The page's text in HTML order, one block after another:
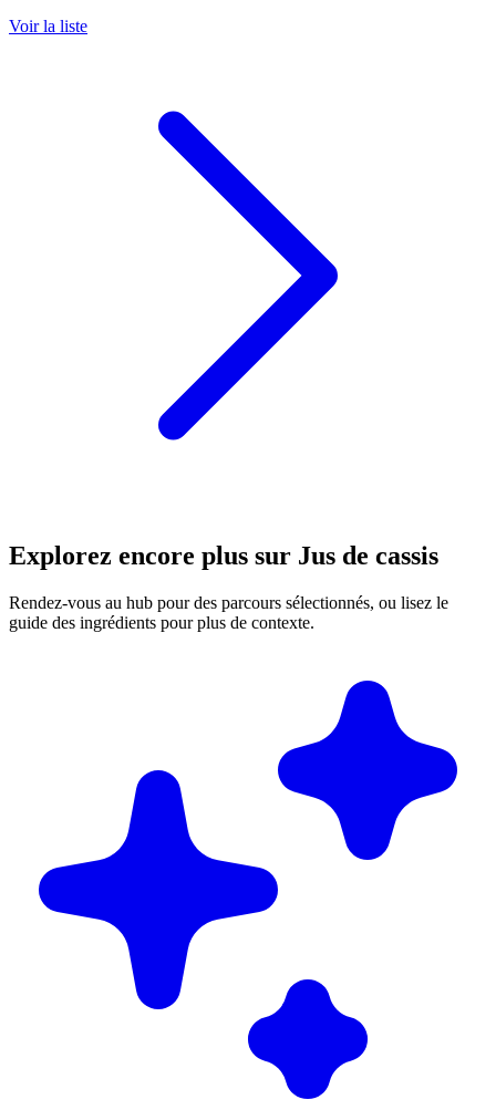
Voir la liste
Explorez encore plus sur Jus de cassis
Rendez-vous au hub pour des parcours sélectionnés, ou lisez le
guide des ingrédients pour plus de contexte.